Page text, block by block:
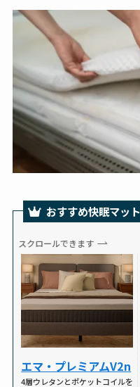
おすすめ快眠マッ
スクロールできます
エマ・プレミアムV2n
4層ウレタンとポケットコイルを